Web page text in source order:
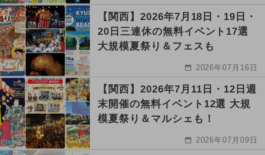
【関西】2026年7月18日・19日・
20日三連休の無料イベント17選
大規模夏祭り＆フェスも
2026年07月16日
【関西】2026年7月11日・12日週
末開催の無料イベント12選 大規
模夏祭り＆マルシェも！
2026年07月09日